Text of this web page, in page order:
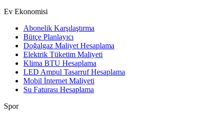
Ev Ekonomisi
Abonelik Karşılaştırma
Bütçe Planlayıcı
Doğalgaz Maliyet Hesaplama
Elektrik Tüketim Maliyeti
Klima BTU Hesaplama
LED Ampul Tasarruf Hesaplama
Mobil İnternet Maliyeti
Su Faturası Hesaplama
Spor